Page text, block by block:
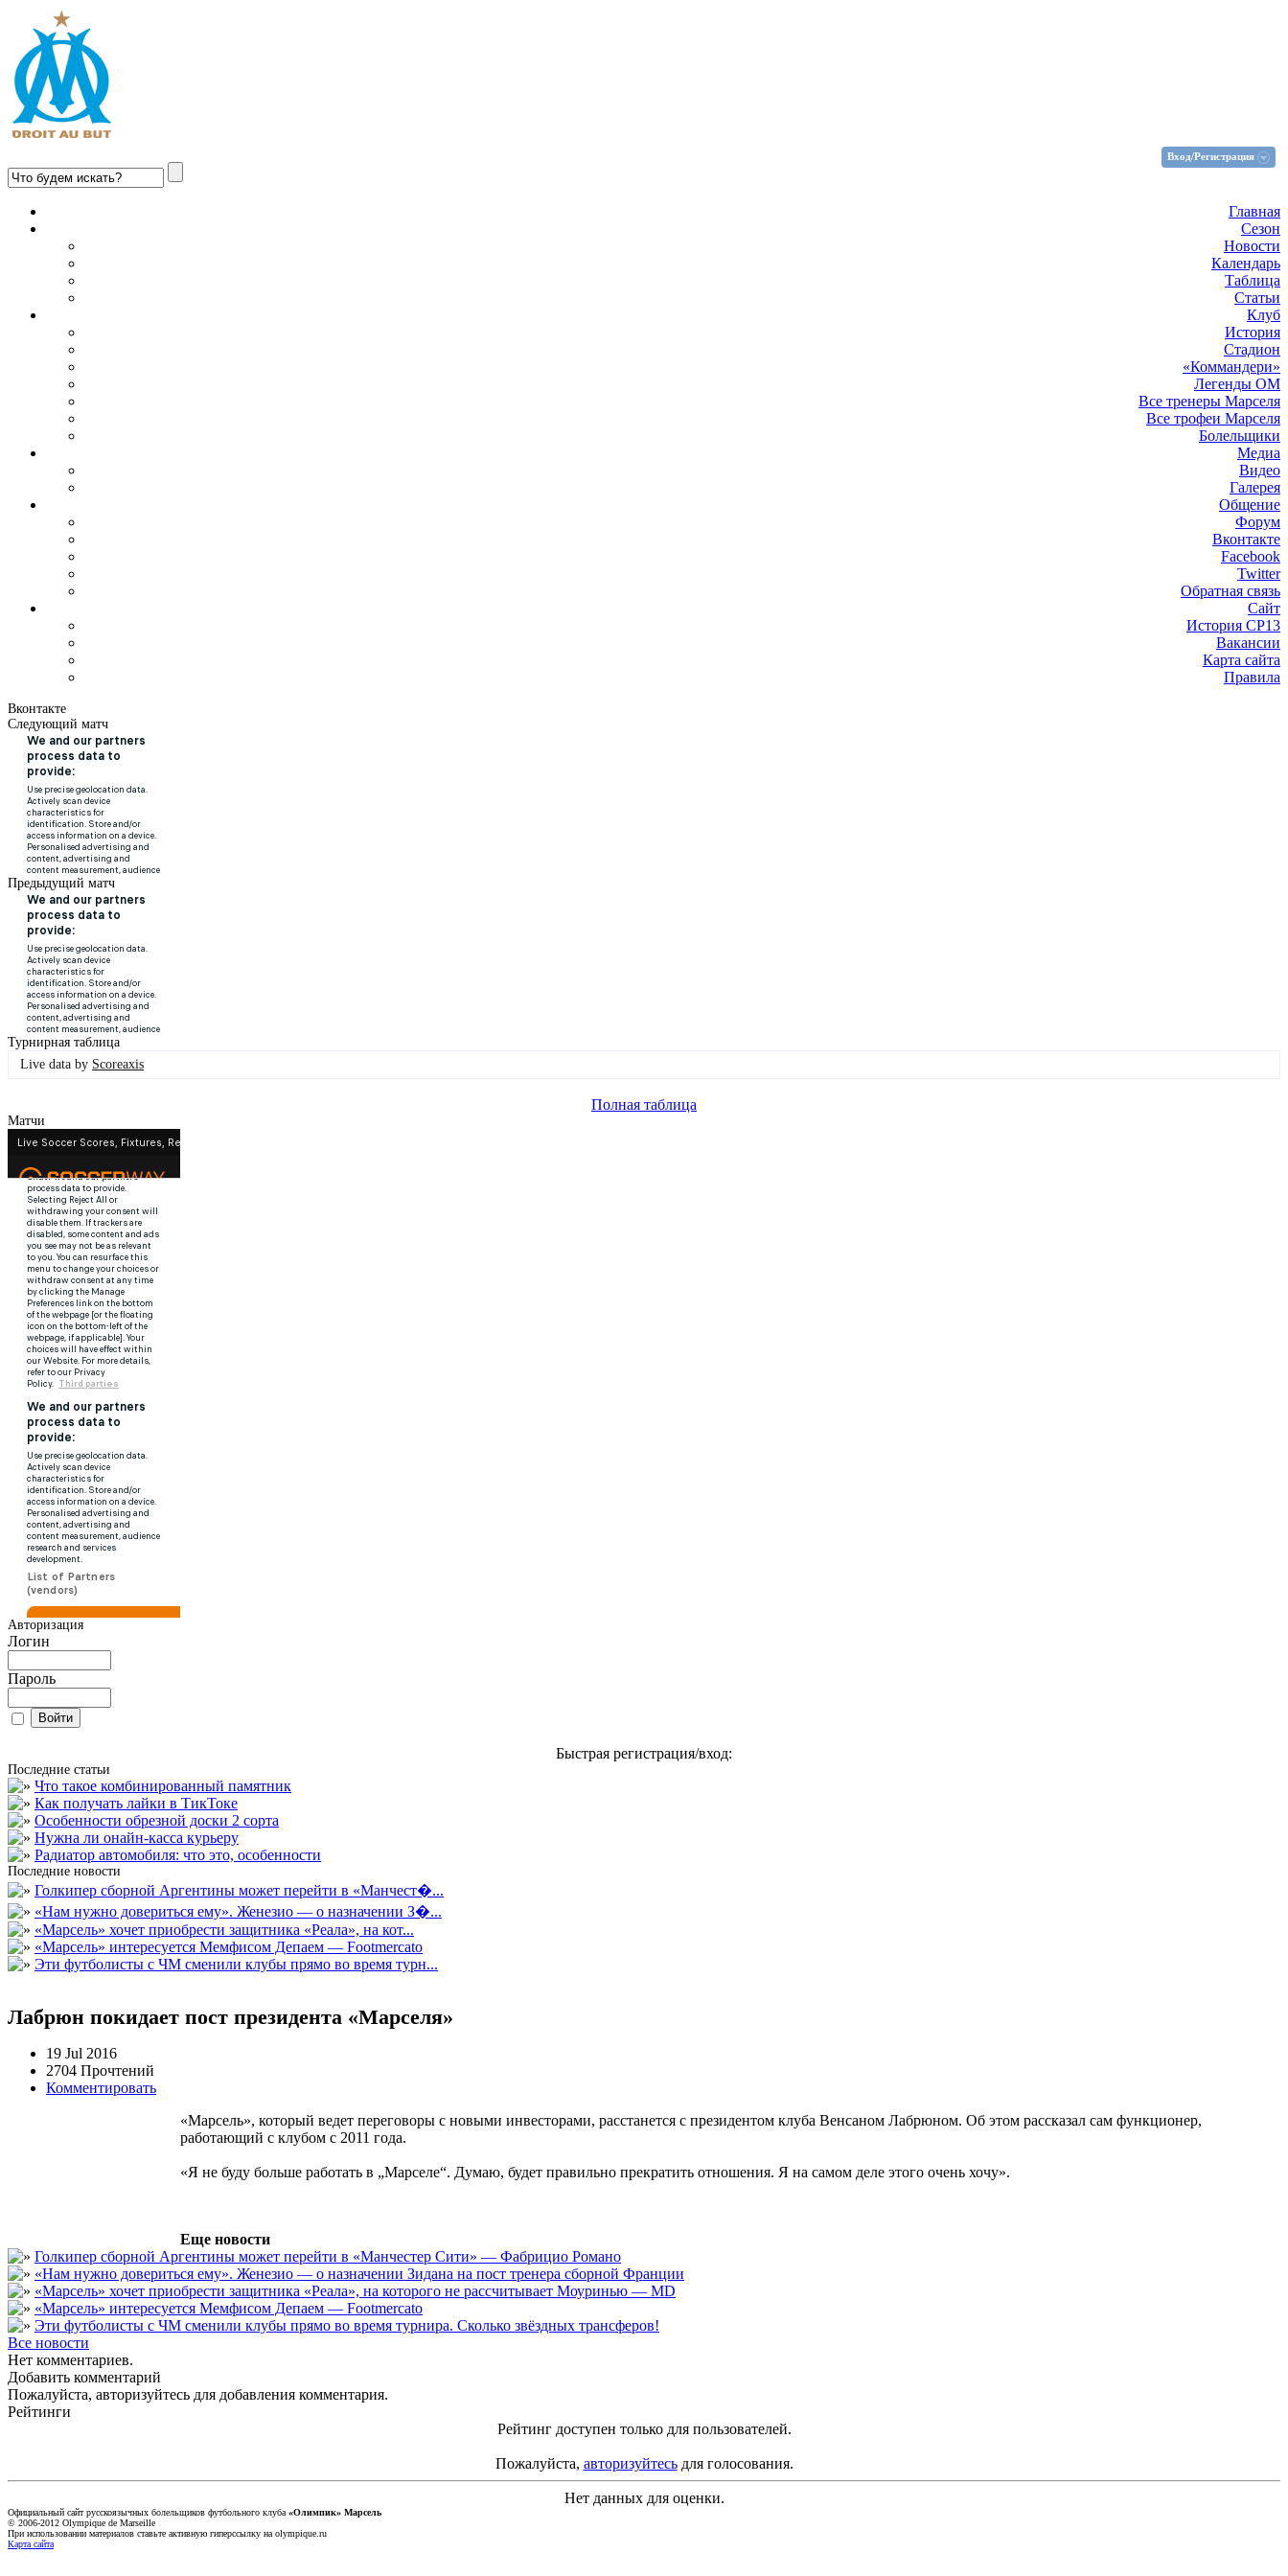
Вход/Регистрация
Главная
Сезон
Новости
Календарь
Таблица
Статьи
Клуб
История
Стадион
«Коммандери»
Легенды ОМ
Все тренеры Марселя
Все трофеи Марселя
Болельщики
Медиа
Видео
Галерея
Общение
Форум
Вконтакте
Facebook
Twitter
Обратная связь
Сайт
История СР13
Вакансии
Карта сайта
Правила
Вконтакте
Следующий матч
Предыдущий матч
Турнирная таблица
Live data by Scoreaxis
Полная таблица
Матчи
Авторизация
Логин
Пароль
Быстрая регистрация/вход:
Последние статьи
Что такое комбинированный памятник
Как получать лайки в ТикТоке
Особенности обрезной доски 2 сорта
Нужна ли онайн-касса курьеру
Радиатор автомобиля: что это, особенности
Последние новости
Голкипер сборной Аргентины может перейти в «Манчест�...
«Нам нужно довериться ему». Женезио — о назначении З�...
«Марсель» хочет приобрести защитника «Реала», на кот...
«Марсель» интересуется Мемфисом Депаем — Footmercato
Эти футболисты с ЧМ сменили клубы прямо во время турн...
Лабрюн покидает пост президента «Марселя»
19 Jul 2016
2704 Прочтений
Комментировать
«Марсель», который ведет переговоры с новыми инвесторами, расстанется с президентом клуба Венсаном Лабрюном. Об этом рассказал сам функционер,
работающий с клубом с 2011 года.
«Я не буду больше работать в „Марселе“. Думаю, будет правильно прекратить отношения. Я на самом деле этого очень хочу».
Еще новости
Голкипер сборной Аргентины может перейти в «Манчестер Сити» — Фабрицио Романо
«Нам нужно довериться ему». Женезио — о назначении Зидана на пост тренера сборной Франции
«Марсель» хочет приобрести защитника «Реала», на которого не рассчитывает Моуринью — MD
«Марсель» интересуется Мемфисом Депаем — Footmercato
Эти футболисты с ЧМ сменили клубы прямо во время турнира. Сколько звёздных трансферов!
Все новости
Нет комментариев.
Добавить комментарий
Пожалуйста, авторизуйтесь для добавления комментария.
Рейтинги
Рейтинг доступен только для пользователей.
Пожалуйста, авторизуйтесьдля голосования.
Нет данных для оценки.
Официальный сайт русскоязычных болельщиков футбольного клуба «Олимпик» Марсель
© 2006-2012 Olympique de Marseille
При использовании материалов ставьте активную гиперссылку на olympique.ru
Карта сайта